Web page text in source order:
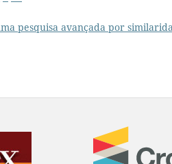
pesquisa avançada por